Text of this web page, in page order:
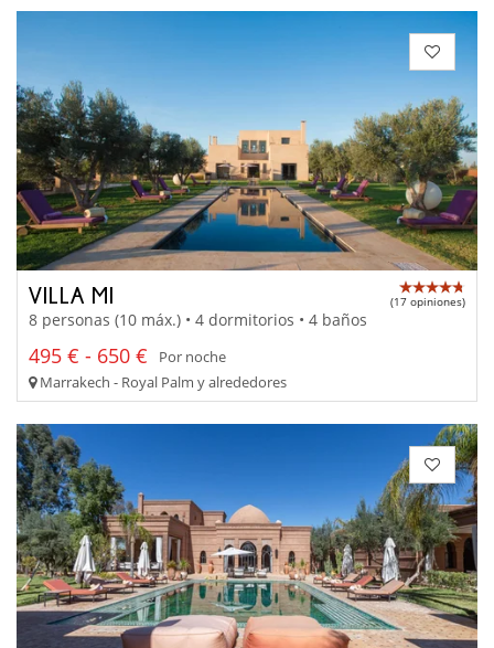
VILLA MI (17 opiniones)
8 personas (10 máx.) • 4 dormitorios • 4 baños
495 € - 650 €
Por noche
Marrakech - Royal Palm y alrededores